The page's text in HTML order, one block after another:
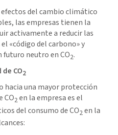
del cambio climático
las empresas tienen la
activamente a reducir las
«código del carbono» y
futuro neutro en CO2.
CO2
hacia una mayor protección
CO2en la empresa es el
del consumo de CO2en la